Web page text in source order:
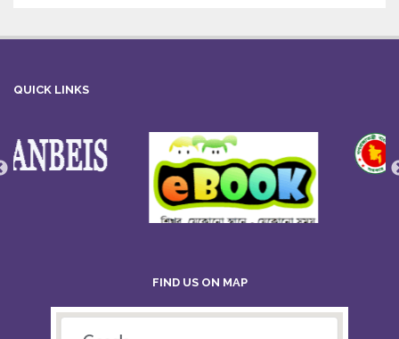
QUICK LINKS
FIND US ON MAP